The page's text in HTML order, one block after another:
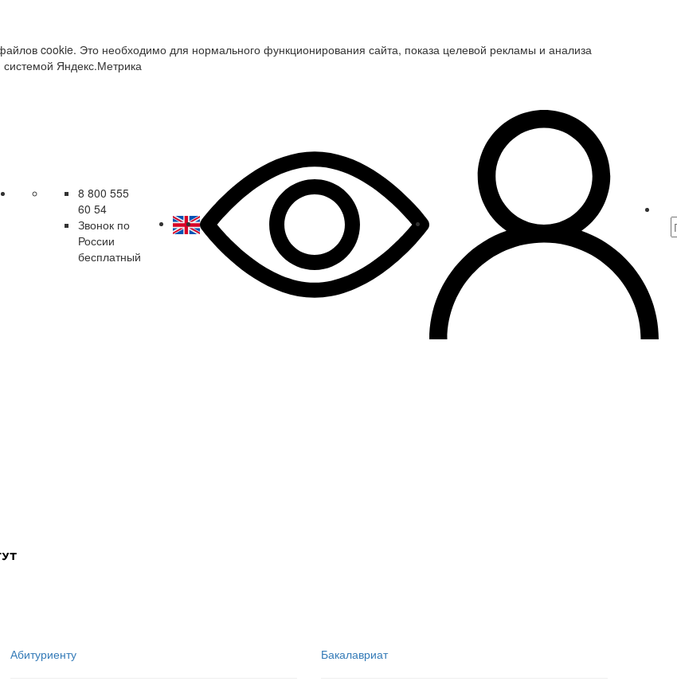
cookie. Это необходимо для нормального функционирования сайта, показа целевой рекламы и анализа
системой Яндекс.Метрика
8 800 555
60 54
Звонок по
России
бесплатный
Абитуриенту Бакалавриат